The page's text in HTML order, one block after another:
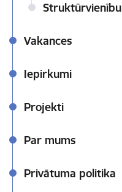
Vakances
Iepirkumi
Projekti
Par mums
Privātuma politika